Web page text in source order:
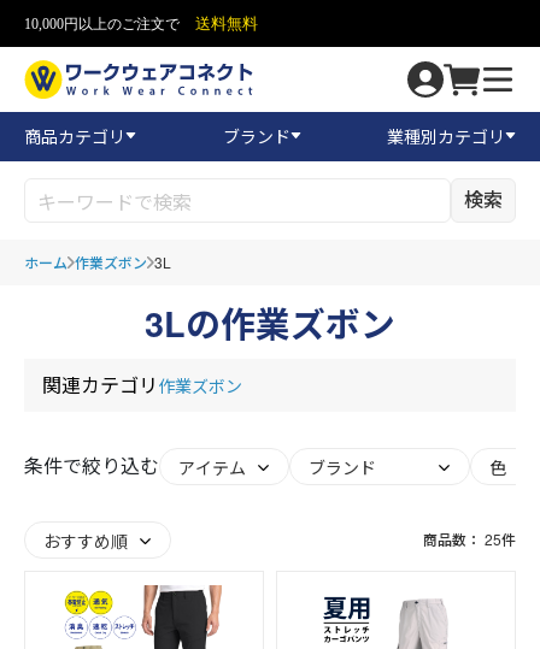
10,000円以上のご注文で 送料無料
商品カテゴリ ブランド 業種別カテゴリ
検索
ホーム 作業ズボン 3L
3Lの作業ズボン
関連カテゴリ 作業ズボン
条件で絞り込む
商品数： 25件